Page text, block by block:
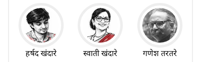
हर्षद खंदारे स्वाती खंदारे गणेश तरतरे